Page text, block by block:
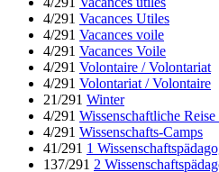
4/291 Vacances Utiles
4/291 Vacances voile
4/291 Vacances Voile
4/291 Volontaire / Volontariat
4/291 Volontariat / Volontaire
21/291 Winter
4/291 Wissenschaftliche
4/291 Wissenschafts-Camps
41/291 1
137/291 2